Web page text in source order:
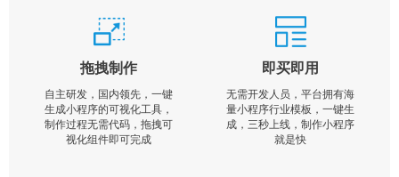
拖拽制作
自主研发，国内领先，一键
生成小程序的可视化工具，
制作过程无需代码，拖拽可
视化组件即可完成
即买即用
无需开发人员，平台拥有海
量小程序行业模板，一键生
成，三秒上线，制作小程序
就是快